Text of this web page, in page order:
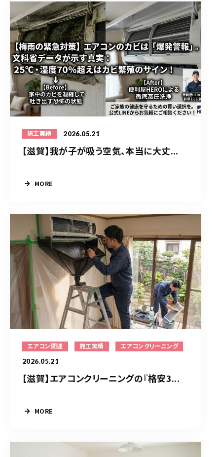
施工実績 2026.05.21
【滋賀】我が子が吸う空気、本当に大丈...
MORE
エアコン関連 施工実績 エアコンクリーニング
2026.05.21
【滋賀】エアコンクリーニングの『格安3...
MORE